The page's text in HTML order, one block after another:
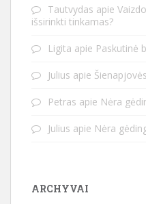
Tautvydas apie
išsirinkti tinkamas?
Ligita apie Paskutinė
Julius apie
Petras apie Nėra
Julius apie Nėra
ARCHYVAI